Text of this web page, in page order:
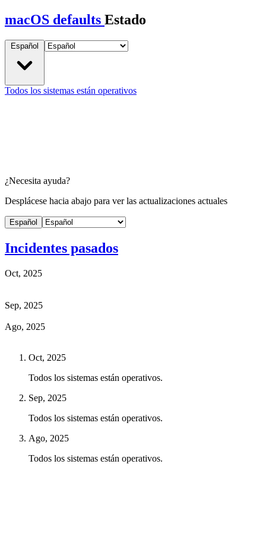
macOS defaults Estado
Español
Todos los sistemas están operativos
¿Necesita ayuda?
Desplácese hacia abajo para ver las actualizaciones actuales
Español
Incidentes pasados
Oct, 2025
Sep, 2025
Ago, 2025
Oct, 2025
Todos los sistemas están operativos.
Sep, 2025
Todos los sistemas están operativos.
Ago, 2025
Todos los sistemas están operativos.